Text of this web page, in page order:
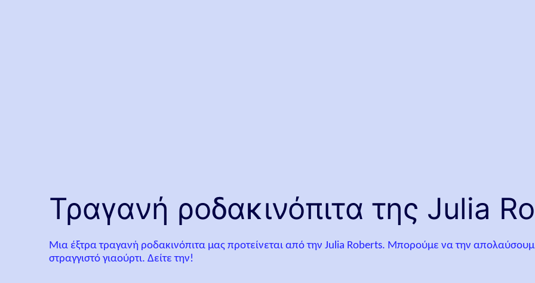
Τραγανή ροδακινόπιτα της Julia
Μια έξτρα τραγανή ροδακινόπιτα μας προτείνεται από την Julia Roberts. Μπορούμε να την
στραγγιστό γιαούρτι. Δείτε την!